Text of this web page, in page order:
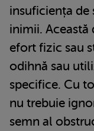
insuficiența de
inimii. Această
efort fizic sau
odihnă sau
specifice. Cu
nu trebuie
semn al